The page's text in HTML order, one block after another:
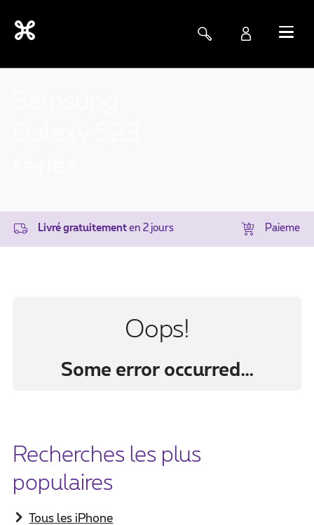
Livré gratuitement en 2 jours Paiement
Oops!
Some error occurred…
Recherches les plus
populaires
​Tous les iPhone